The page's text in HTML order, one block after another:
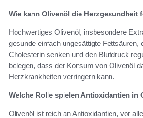
Wie kann Olivenöl die Herzgesundheit
Hochwertiges Olivenöl, insbesondere
gesunde einfach ungesättigte Fettsäuren,
Cholesterin senken und den Blutdruck
belegen, dass der Konsum von Olivenöl
Herzkrankheiten verringern kann.
Welche Rolle spielen Antioxidantien in
Olivenöl ist reich an Antioxidantien, vor